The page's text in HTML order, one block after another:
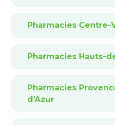
Pharmacies Centre-
Pharmacies Hauts-
Pharmacies
d'Azur